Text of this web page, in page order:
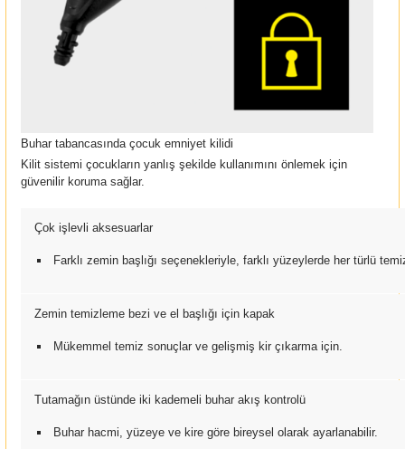
Buhar tabancasında çocuk emniyet kilidi
Kilit sistemi çocukların yanlış şekilde kullanımını önlemek için
güvenilir koruma sağlar.
Çok işlevli aksesuarlar
Farklı zemin başlığı seçenekleriyle, farklı yüzeylerde her türlü
Zemin temizleme bezi ve el başlığı için kapak
Mükemmel temiz sonuçlar ve gelişmiş kir çıkarma için.
Tutamağın üstünde iki kademeli buhar akış kontrolü
Buhar hacmi, yüzeye ve kire göre bireysel olarak ayarlanabilir.